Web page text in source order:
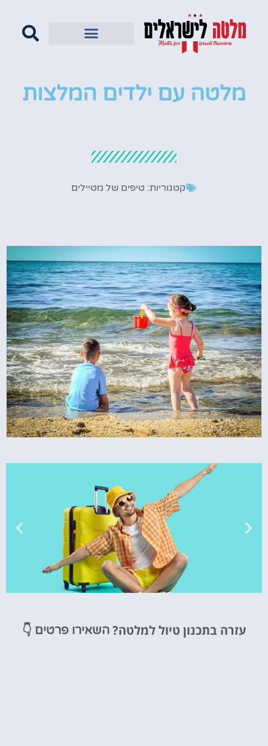
מלטה עם ילדים המלצות
קטגוריות: טיפים של מטיילים
מציאת
עזרה בתכנון טיול למלטה? השאירו פרטים 👇